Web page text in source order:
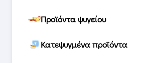
Προϊόντα ψυγείου
Κατεψυγμένα προϊόντα